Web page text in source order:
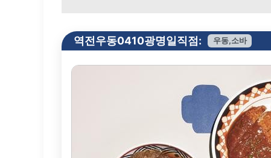
역전우동0410광명일직점: 우동,소바